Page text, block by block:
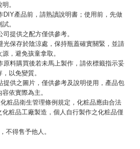
。
DIY產品前，請熟讀說明書；使用前，先做
。
司提供之配方僅供參考。
光保存於陰涼處，保持瓶蓋確實關緊，並請
源，避免孩童拿取。
原料購買後若未馬上製作，請依標籤指示妥
以免變質。
提供之圖片，僅供參考及說明使用，產品包
依實際為主。
粧品衛生管理條例規定，化粧品應由合法
化粧品工廠製造，個人自行製作之化粧品僅
得售予他人。